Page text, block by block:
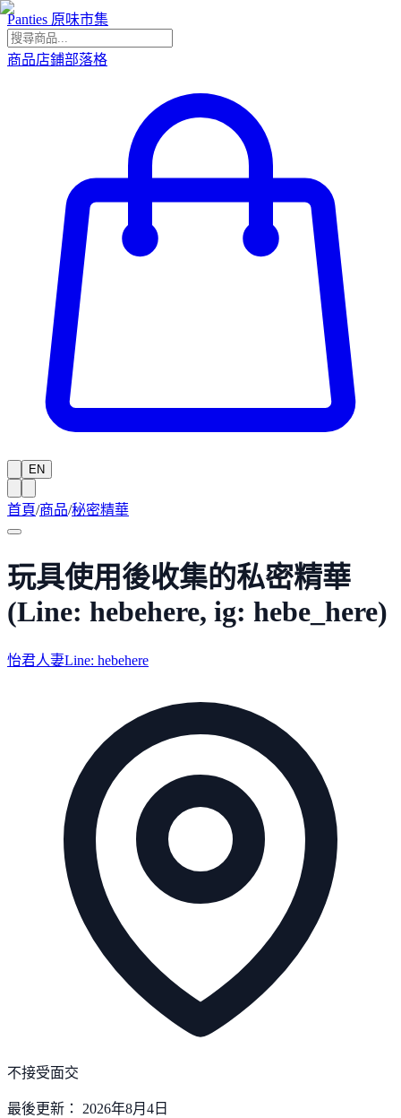
Panties 原味市集
商品店鋪部落格
EN
首頁/商品/秘密精華
玩具使用後收集的私密精華
(Line: hebehere, ig: hebe_here)
怡君人妻Line: hebehere
不接受面交
最後更新： 2026年8月4日